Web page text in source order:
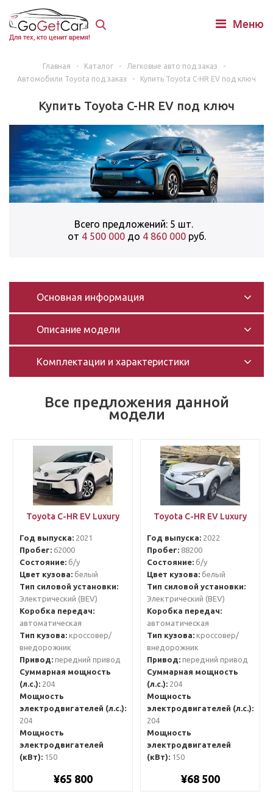
Для тех, кто ценит время!
Меню
Главная - Каталог - Легковые авто под заказ
-
Автомобили Toyota под заказ
- Купить Toyota C-HR EV под ключ
Купить Toyota C-HR EV под ключ
Всего предложений: 5 шт.
от 4 500 000 до 4 860 000 руб.
Основная информация
Описание модели
Комплектации и характеристики
Все предложения данной
модели
Toyota C-HR EV Luxury
Год выпуска:2021
Пробег:62000
Состояние:б/у
Цвет кузова:белый
Тип силовой установки:
Электрический (BEV)
Коробка передач:
автоматическая
Тип кузова:кроссовер/
внедорожник
Привод:передний привод
Суммарная мощность
(л.с.):204
Мощность
электродвигателей (л.с.):
204
Мощность
электродвигателей
(кВт):150
¥65 800
Toyota C-HR EV Luxury
Год выпуска:2022
Пробег:88200
Состояние:б/у
Цвет кузова:белый
Тип силовой установки:
Электрический (BEV)
Коробка передач:
автоматическая
Тип кузова:кроссовер/
внедорожник
Привод:передний привод
Суммарная мощность
(л.с.):204
Мощность
электродвигателей (л.с.):
204
Мощность
электродвигателей
(кВт):150
¥68 500